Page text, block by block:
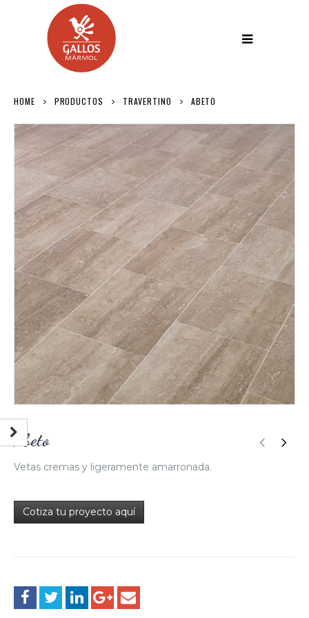
HOME PRODUCTOS TRAVERTINO ABETO
Abeto
Vetas cremas y ligeramente amarronada.
Cotiza tu proyecto aquí